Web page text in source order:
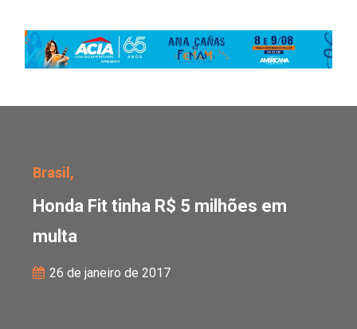
Brasil,
Honda Fit tinha R$ 5 milhões em
multa
26 de janeiro de 2017